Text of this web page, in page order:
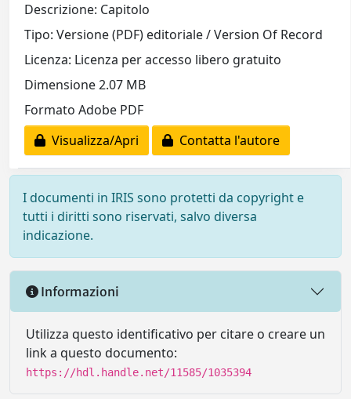
Descrizione: Capitolo
Tipo: Versione (PDF) editoriale / Version Of Record
Licenza: Licenza per accesso libero gratuito
Dimensione 2.07 MB
Formato Adobe PDF
Visualizza/Apri
Contatta l'autore
I documenti in IRIS sono protetti da copyright e
tutti i diritti sono riservati, salvo diversa
indicazione.
Informazioni
Utilizza questo identificativo per citare o creare un
link a questo documento:
https://hdl.handle.net/11585/1035394